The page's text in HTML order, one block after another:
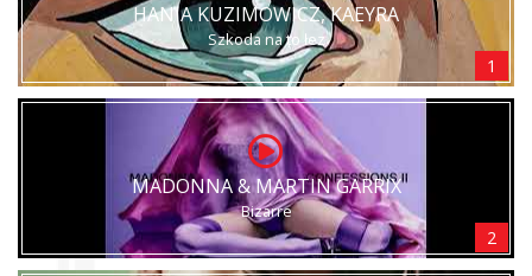
HANIA KUZIMOWICZ, KAEYRA
Szkoda na to łez
1
MADONNA & MARTIN GARRIX
Bizarre
2